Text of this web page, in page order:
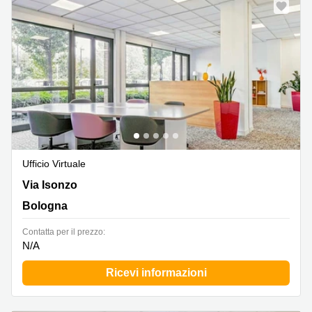
Pescara
Coworking
Brescia
Affitto
Business
Centers
a
Treviso
Affitto
Centers
a Napoli
Uffici
affitto
a
Milano
Sale
Ufficio Virtuale
Via Isonzo 67, Bologna
Via Isonzo
Bologna
Сontatta per il prezzo:
N/A
Ricevi informazioni